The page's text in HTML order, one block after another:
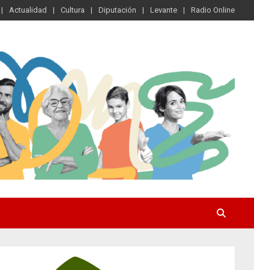
Actualidad Cultura Diputación Levante Radio Online